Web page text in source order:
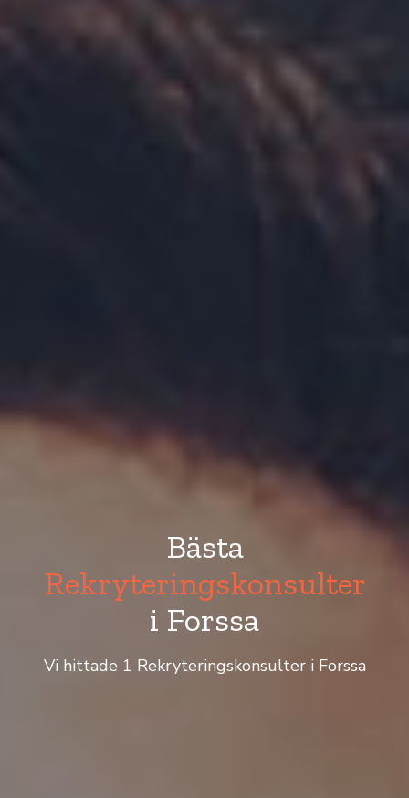
Bästa
Rekryteringskonsulter
i Forssa
Vi hittade 1 Rekryteringskonsulter i Forssa